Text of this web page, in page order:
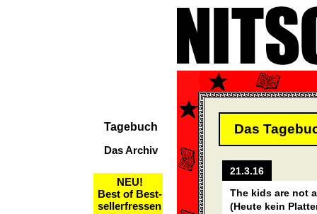
Tagebuch
Das Archiv
NEU!
Best of Best-
sellerfressen
Das
21.3.16
The kids are not
(Heute kein